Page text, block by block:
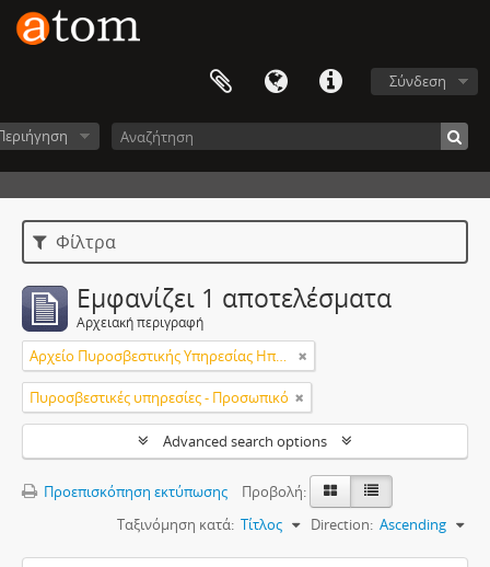
Σύνδεση
Φίλτρα
Εμφανίζει 1 αποτελέσματα
Αρχειακή περιγραφή
Αρχείο Πυροσβεστικής Υπηρεσίας Ηπείρου
Πυροσβεστικές υπηρεσίες - Προσωπικό
Advanced search options
Προεπισκόπηση εκτύπωσης
Προβολή:
Ταξινόμηση κατά: Τίτλος Direction: Ascending